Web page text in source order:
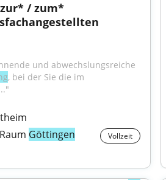
zur* / zum*
und abwechslungsreiche
, bei der Sie die im
Göttingen Vollzeit